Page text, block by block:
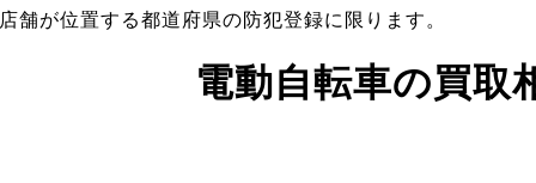
舗が位置する都道府県の防犯登録に限ります。
電動自転車の買取